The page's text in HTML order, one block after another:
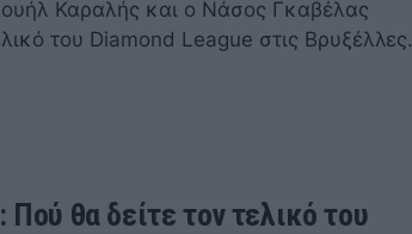
Καραλής και ο Νάσος Γκαβέλας
του Diamond League στις Βρυξέλλες.
θα δείτε τον τελικό του